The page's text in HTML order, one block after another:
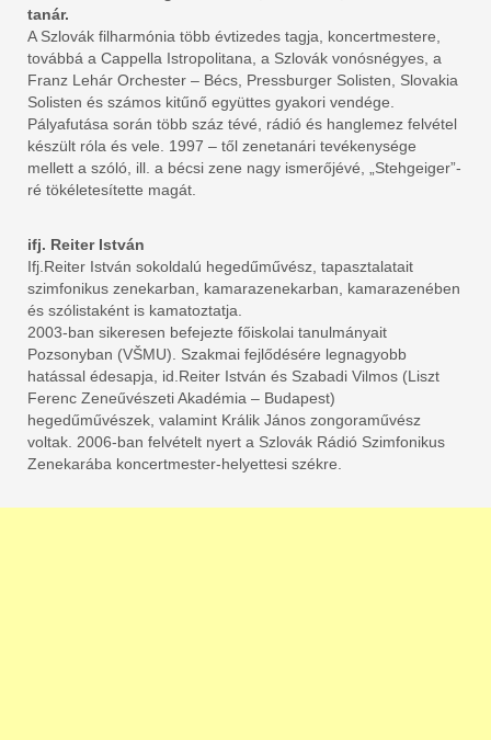
tanár.
A Szlovák filharmónia több évtizedes tagja, koncertmestere,
továbbá a Cappella Istropolitana, a Szlovák vonósnégyes, a
Franz Lehár Orchester – Bécs, Pressburger Solisten, Slovakia
Solisten és számos kitűnő együttes gyakori vendége.
Pályafutása során több száz tévé, rádió és hanglemez felvétel
készült róla és vele. 1997 – től zenetanári tevékenysége
mellett a szóló, ill. a bécsi zene nagy ismerőjévé, „Stehgeiger”-
ré tökéletesítette magát.
ifj. Reiter István
Ifj.Reiter István sokoldalú hegedűművész, tapasztalatait
szimfonikus zenekarban, kamarazenekarban, kamarazenében
és szólistaként is kamatoztatja.
2003-ban sikeresen befejezte főiskolai tanulmányait
Pozsonyban (VŠMU). Szakmai fejlődésére legnagyobb
hatással édesapja, id.Reiter István és Szabadi Vilmos (Liszt
Ferenc Zeneűvészeti Akadémia – Budapest)
hegedűművészek, valamint Králik János zongoraművész
voltak. 2006-ban felvételt nyert a Szlovák Rádió Szimfonikus
Zenekarába koncertmester-helyettesi székre.